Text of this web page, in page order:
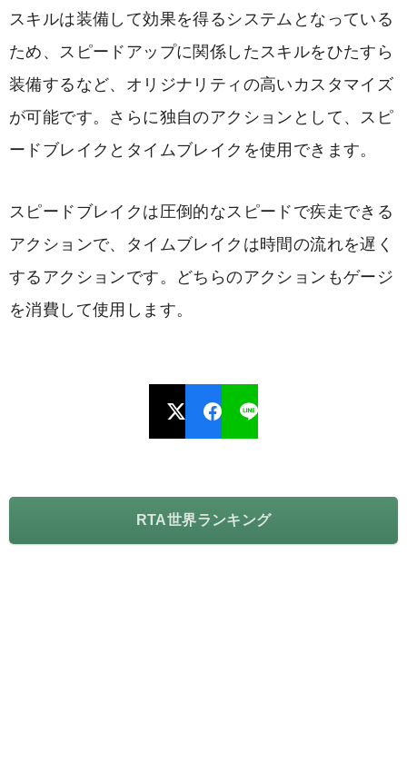
スキルは装備して効果を得るシステムとなっている
ため、スピードアップに関係したスキルをひたすら
装備するなど、オリジナリティの高いカスタマイズ
が可能です。さらに独自のアクションとして、スピ
ードブレイクとタイムブレイクを使用できます。
スピードブレイクは圧倒的なスピードで疾走できる
アクションで、タイムブレイクは時間の流れを遅く
するアクションです。どちらのアクションもゲージ
を消費して使用します。
RTA世界ランキング